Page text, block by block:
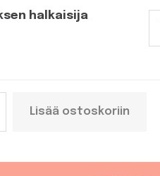
halkaisija
Lisää ostoskoriin